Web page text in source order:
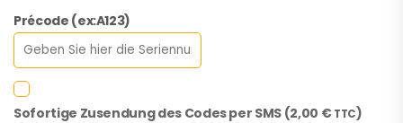
Précode (ex:A123)
Sofortige Zusendung des Codes per SMS (2,00 € TTC)